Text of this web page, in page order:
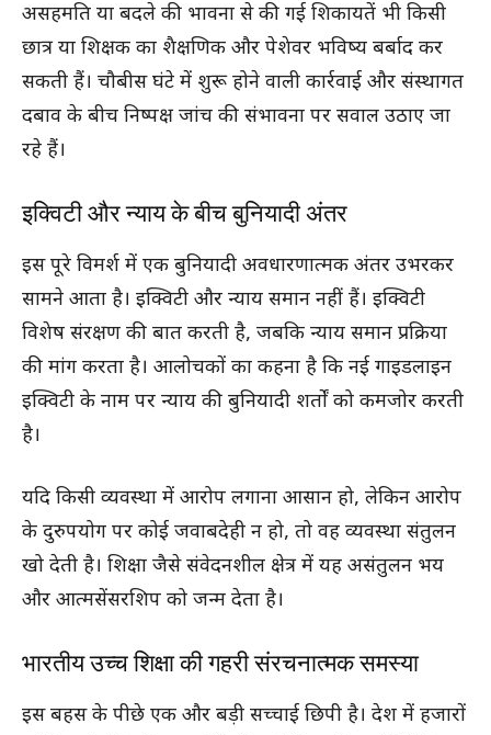
असहमति या बदले की भावना से की गई शिकायतें भी किसी
छात्र या शिक्षक का शैक्षणिक और पेशेवर भविष्य बर्बाद कर
सकती हैं। चौबीस घंटे में शुरू होने वाली कार्रवाई और संस्थागत
दबाव के बीच निष्पक्ष जांच की संभावना पर सवाल उठाए जा
रहे हैं।
इक्विटी और न्याय के बीच बुनियादी अंतर
इस पूरे विमर्श में एक बुनियादी अवधारणात्मक अंतर उभरकर
सामने आता है। इक्विटी और न्याय समान नहीं हैं। इक्विटी
विशेष संरक्षण की बात करती है, जबकि न्याय समान प्रक्रिया
की मांग करता है। आलोचकों का कहना है कि नई गाइडलाइन
इक्विटी के नाम पर न्याय की बुनियादी शर्तों को कमजोर करती
है।
यदि किसी व्यवस्था में आरोप लगाना आसान हो, लेकिन आरोप
के दुरुपयोग पर कोई जवाबदेही न हो, तो वह व्यवस्था संतुलन
खो देती है। शिक्षा जैसे संवेदनशील क्षेत्र में यह असंतुलन भय
और आत्मसेंसरशिप को जन्म देता है।
भारतीय उच्च शिक्षा की गहरी संरचनात्मक समस्या
इस बहस के पीछे एक और बड़ी सच्चाई छिपी है। देश में हजारों